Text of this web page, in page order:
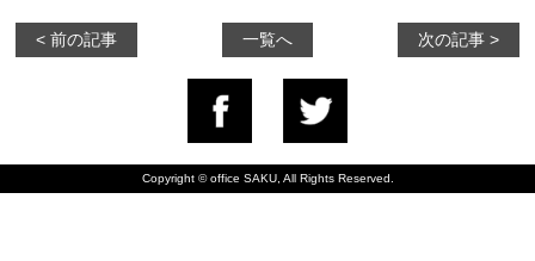
< 前の記事 次の記事 >
一覧へ
Copyright © office SAKU, All Rights Reserved.